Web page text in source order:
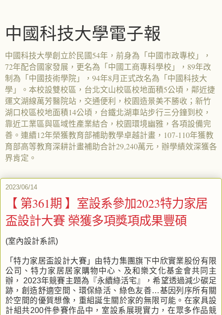
中國科技大學電子報
中國科技大學創立於民國54年，前身為「中國市政專校」，
72年配合國家發展，更名為「中國工商專科學校」，89年改
制為「中國技術學院」，94年8月正式改名為「中國科技大
學」。本校設雙校區，台北文山校區校地面積5公頃，鄰近捷
運文湖線萬芳醫院站，交通便利，校園造景美不勝收；新竹
湖口校區校地面積14公頃，台鐵北湖車站步行三分鐘到校，
靠近工業區與區域性產業結合，校園環境幽雅，各項設備完
善。連續12年榮獲教育部補助教學卓越計畫，107-110年獲教
育部高等教育深耕計畫補助合計29,240萬元，辦學績效深獲各
界肯定。
2023/06/14
【 第361期 】室設系參加2023特力家居
盃設計大賽 榮獲多項獎項成果豐碩
(室內設計系訊)
「特力家居盃設計大賽」由特力集團旗下中欣實業股份有限
公司、特力家居居家購物中心、及和樂文化基金會共同主
辦， 2023年競賽主題為『永續綠活宅』，希望透過減少碳足
跡，創造舒適空間、環保綠活、綠色友善…基因列序所有關
於空間的優質想像，重組誕生關於家的無限可能。在家具設
計組共200件參賽作品中，室設系展現實力，在眾多作品競